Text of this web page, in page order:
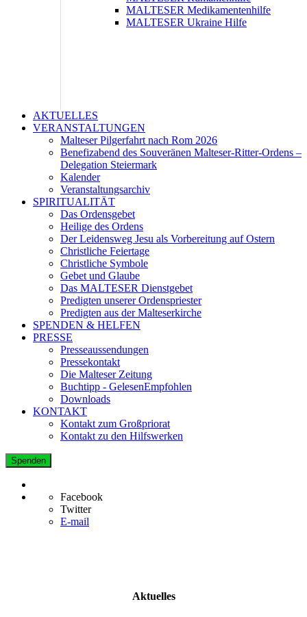
MALTESER Medikamentenhilfe
MALTESER Ukraine Hilfe
AKTUELLES
VERANSTALTUNGEN
Malteser Pilgerfahrt nach Rom 2026
Benefizabend des Souveränen Malteser-Ritter-Ordens –
Delegation Steiermark
Kalender
Veranstaltungsarchiv
SPIRITUALITÄT
Das Ordensgebet
Heilige des Ordens
Der Leidensweg Jesu als Vorbereitung auf Ostern
Christliche Feiertage
Christliche Symbole
Gebet und Glaube
Das MALTESER Dienstgebet
Predigten unserer Ordenspriester
Predigten aus der Malteserkirche
SPENDEN & HELFEN
PRESSE
Presseaussendungen
Pressekontakt
Die Malteser Zeitung
Buchtipp - GelesenEmpfohlen
Downloads
KONTAKT
Kontakt zum Großpriorat
Kontakt zu den Hilfswerken
Spenden
Facebook
Twitter
E-mail
Aktuelles